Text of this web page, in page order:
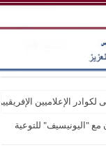
لكوادر الإعلاميين
مع "اليونيسيف" للتوعية